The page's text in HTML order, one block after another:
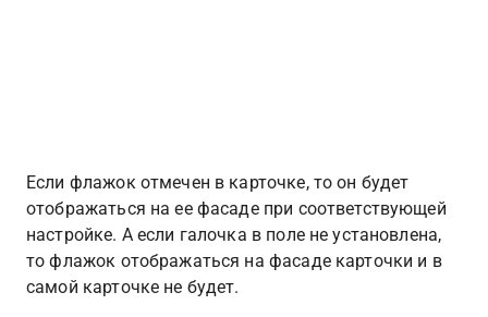
Если флажок отмечен в карточке, то он будет
отображаться на ее фасаде при соответствующей
настройке. А если галочка в поле не установлена,
то флажок отображаться на фасаде карточки и в
самой карточке не будет.